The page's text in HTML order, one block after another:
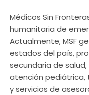
Médicos Sin
humanitaria de
Actualmente, MSF
estados del país,
secundaria de
atención pediátrica,
y servicios de